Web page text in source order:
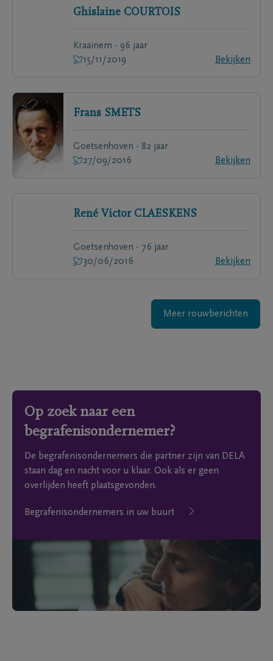
Ghislaine COURTOIS
Kraainem - 96 jaar
15/11/2019
Bekijken
Frans SMETS
Goetsenhoven - 82 jaar
27/09/2016
Bekijken
René Victor CLAESKENS
Goetsenhoven - 76 jaar
30/06/2016
Bekijken
Meer rouwberichten
Op zoek naar een
begrafenisondernemer?
De begrafenisondernemers die partner zijn van DELA
staan dag en nacht voor u klaar. Ook als er geen
overlijden heeft plaatsgevonden.
Begrafenisondernemers in uw buurt